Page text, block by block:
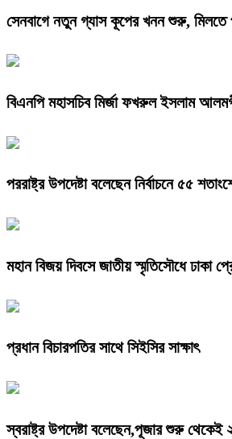
সেনবাগে নতুন গ্যাস কূপের খনন শুরু, মিলতে
বিএনপি মহাসচিব মির্জা ফখরুল ইসলাম
পররাষ্ট্র উপদেষ্টা বলেছেন নির্বাচনে ৫৫
মহান বিজয় দিবসে জাতীয় স্মৃতিসৌধে ঢাকা
প্রধান বিচারপতির সাথে সিইসির সাক্ষাৎ
স্বরাষ্ট্র উপদেষ্টা বলেছেন,পূজার শুরু থেকেই